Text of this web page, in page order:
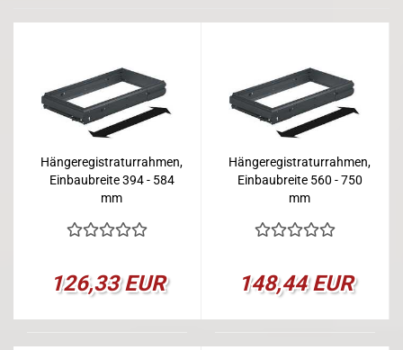
Hängeregistraturrahmen,
Einbaubreite 394 - 584
mm
126,33 EUR
Hängeregistraturrahmen,
Einbaubreite 560 - 750
mm
148,44 EUR